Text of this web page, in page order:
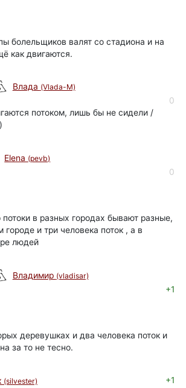
болельщиков валят со стадиона и на
как двигаются.
Влада (Vlada-M)
0
потоком, лишь бы не сидели /
Elena (pevb)
0
потоки в разных городах бывают разные,
городе и три человека поток , а в
людей
Владимир (vladisar)
+1
деревушках и два человека поток и
за то не тесно.
(silvester)
+1